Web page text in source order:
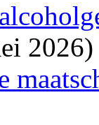
2026)